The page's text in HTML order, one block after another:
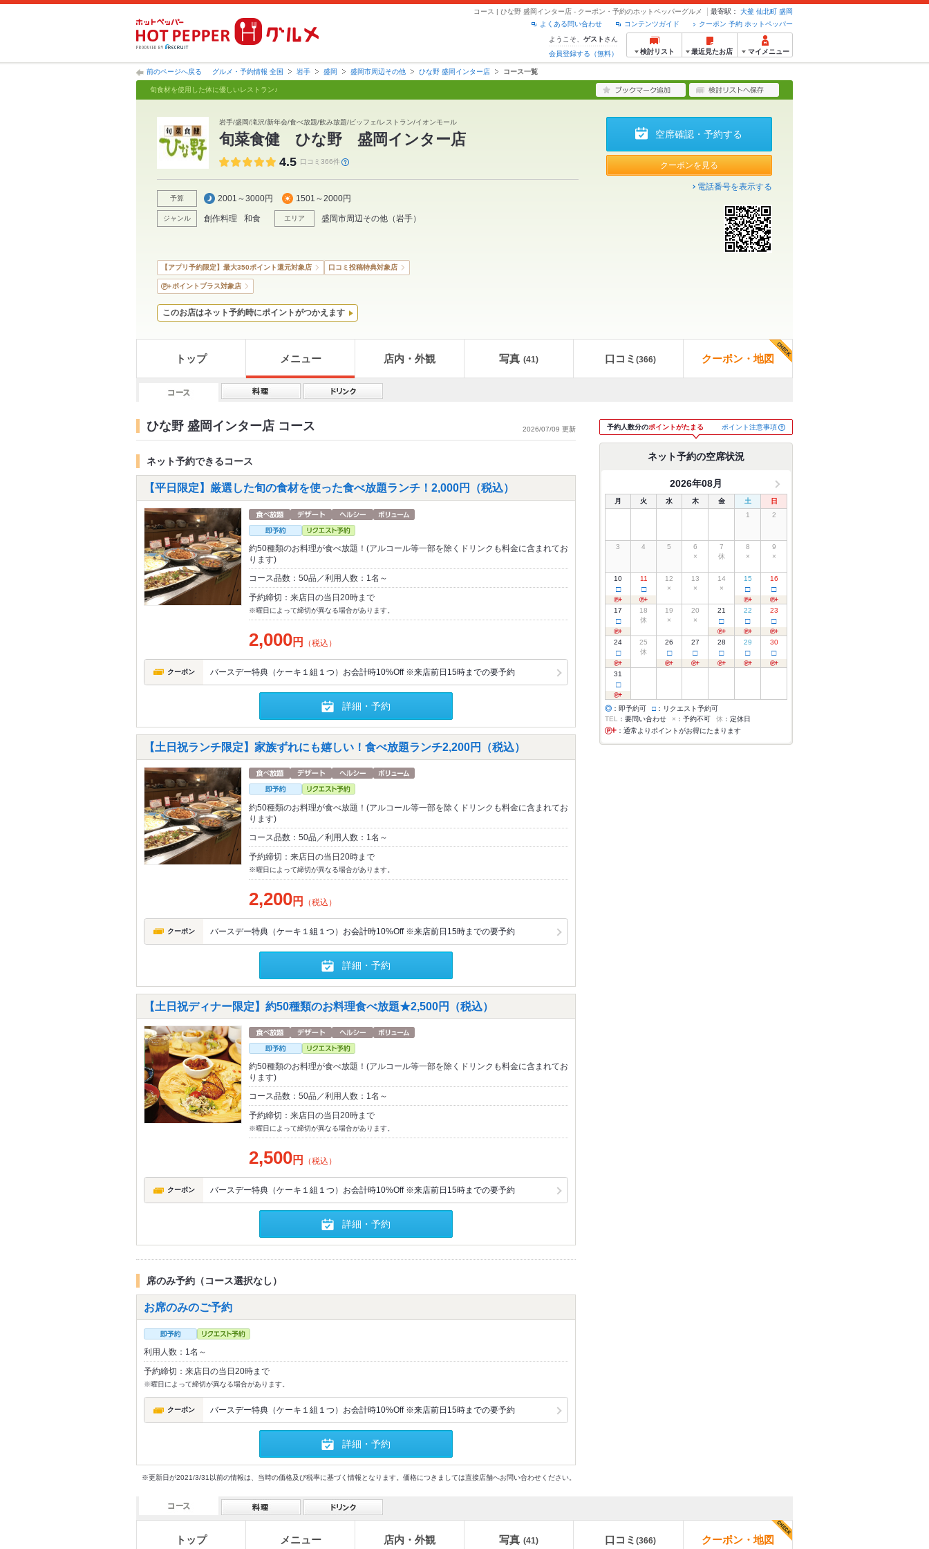
コース | ひな野 盛岡インター店 - クーポン・予約のホットペッパーグルメ 最寄駅： 大釜 仙北町 盛岡
クーポン 予約 ホットペッパー
コンテンツガイド
よくある問い合わせ
ようこそ、 ゲスト さん
会員登録する（無料）
検討リスト 最近見たお店 マイメニュー
前のページへ戻る グルメ・予約情報 全国 岩手 盛岡 盛岡市周辺その他 ひな野 盛岡インター店 コース一覧
旬食材を使用した体に優しいレストラン♪
岩手/盛岡/滝沢/新年会/食べ放題/飲み放題/ビッフェ/レストラン/イオンモール
旬菜食健 ひな野 盛岡インター店
4.5 口コミ366件
予算 2001～3000円 1501～2000円
ジャンル 創作料理 和食 エリア 盛岡市周辺その他 （岩手）
空席確認・予約する
クーポンを見る
電話番号を表示する
【アプリ予約限定】最大350ポイント還元対象店 口コミ投稿特典対象店
ポイントプラス対象店
このお店はネット予約時にポイントがつかえます
トップ メニュー 店内・外観 写真 (41) 口コミ (366) クーポン・地図
ひな野 盛岡インター店 コース 2026/07/09 更新
ネット予約できるコース
【平日限定】厳選した旬の食材を使った食べ放題ランチ！2,000円（税込）
約50種類のお料理が食べ放題！(アルコール等一部を除くドリンクも料金に含まれてお
ります)
コース品数：50品／利用人数：1名～
予約締切：来店日の当日20時まで
※曜日によって締切が異なる場合があります。
2,000円 （税込）
クーポン バースデー特典（ケーキ１組１つ）お会計時10%Off ※来店前日15時までの要予約
詳細・予約
【土日祝ランチ限定】家族ずれにも嬉しい！食べ放題ランチ2,200円（税込）
約50種類のお料理が食べ放題！(アルコール等一部を除くドリンクも料金に含まれてお
ります)
コース品数：50品／利用人数：1名～
予約締切：来店日の当日20時まで
※曜日によって締切が異なる場合があります。
2,200円 （税込）
クーポン バースデー特典（ケーキ１組１つ）お会計時10%Off ※来店前日15時までの要予約
詳細・予約
【土日祝ディナー限定】約50種類のお料理食べ放題★2,500円（税込）
約50種類のお料理が食べ放題！(アルコール等一部を除くドリンクも料金に含まれてお
ります)
コース品数：50品／利用人数：1名～
予約締切：来店日の当日20時まで
※曜日によって締切が異なる場合があります。
2,500円 （税込）
クーポン バースデー特典（ケーキ１組１つ）お会計時10%Off ※来店前日15時までの要予約
詳細・予約
席のみ予約（コース選択なし）
お席のみのご予約
利用人数：1名～
予約締切：来店日の当日20時まで
※曜日によって締切が異なる場合があります。
クーポン バースデー特典（ケーキ１組１つ）お会計時10%Off ※来店前日15時までの要予約
詳細・予約
※更新日が2021/3/31以前の情報は、当時の価格及び税率に基づく情報となります。価格につきましては直接店舗へお問い合わせください。
予約人数分のポイントがたまる ポイント注意事項
ネット予約の空席状況
2026年08月
月 火 水 木 金 土
日
1
2
3 4 5
6
×
7
休
8
×
9
×
10
□
11
□
12
×
13
×
14
×
15
□
16
□
17
□
18
休
19
×
20
×
21
□
22
□
23
□
24
□
25
休
26
□
27
□
28
□
29
□
30
□
31
□
◎ ：即予約可 □ ：リクエスト予約可
TEL
：要問い合わせ × ：予約不可 休 ：定休日
：通常よりポイントがお得にたまります
トップ メニュー 店内・外観 写真 (41) 口コミ (366) クーポン・地図